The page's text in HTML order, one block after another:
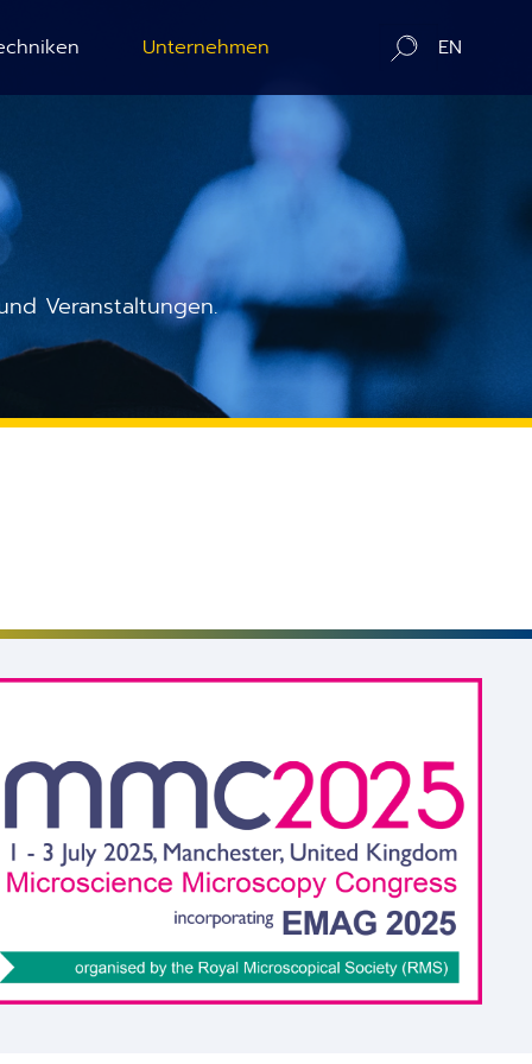
EN
BSE Topografie
Counting
Unternehmen
Kontakt / Vertriebspartner
In-Situ Microscopy Alliance
Board of Advisors
Verantwortung und Zusammenarbeit
Karriere
Förderprojekte
Login
Veranstaltungen.